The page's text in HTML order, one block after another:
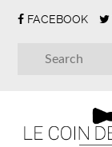
FACEBOOK